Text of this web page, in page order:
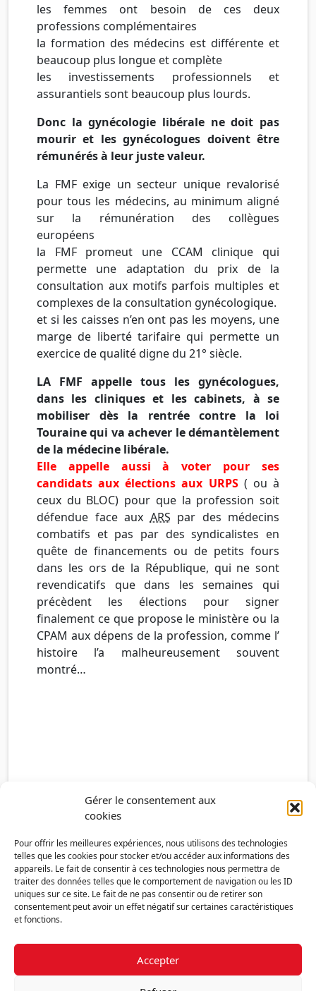
Gérer le consentement aux
cookies
Pour offrir les meilleures expériences, nous utilisons des technologies
telles que les cookies pour stocker et/ou accéder aux informations des
appareils. Le fait de consentir à ces technologies nous permettra de
traiter des données telles que le comportement de navigation ou les ID
uniques sur ce site. Le fait de ne pas consentir ou de retirer son
consentement peut avoir un effet négatif sur certaines caractéristiques
et fonctions.
Accepter
les femmes ont besoin de ces deux
professions complémentaires
la formation des médecins est différente et
beaucoup plus longue et complète
les investissements professionnels et
assurantiels sont beaucoup plus lourds.
Donc la gynécologie libérale ne doit pas
mourir et les gynécologues doivent être
rémunérés à leur juste valeur.
La FMF exige un secteur unique revalorisé
pour tous les médecins, au minimum aligné
sur la rémunération des collègues
européens
la FMF promeut une CCAM clinique qui
permette une adaptation du prix de la
consultation aux motifs parfois multiples et
complexes de la consultation gynécologique.
et si les caisses n’en ont pas les moyens, une
marge de liberté tarifaire qui permette un
exercice de qualité digne du 21° siècle.
LA FMF appelle tous les gynécologues,
dans les cliniques et les cabinets, à se
mobiliser dès la rentrée contre la loi
Touraine qui va achever le démantèlement
de la médecine libérale.
Elle appelle aussi à voter pour ses
candidats aux élections aux URPS( ou à
ceux du BLOC) pour que la profession soit
défendue face aux ARS par des médecins
combatifs et pas par des syndicalistes en
quête de financements ou de petits fours
dans les ors de la République, qui ne sont
revendicatifs que dans les semaines qui
précèdent les élections pour signer
finalement ce que propose le ministère ou la
CPAM aux dépens de la profession, comme l’
histoire l’a malheureusement souvent
montré…
Politique de confidentialité
RGPD